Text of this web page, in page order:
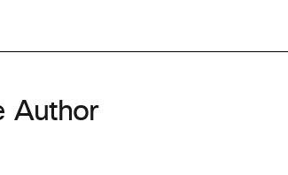
Author